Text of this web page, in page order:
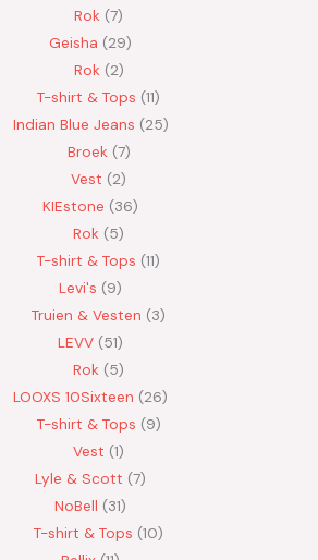
Rok 7
Geisha
29
Rok 2
T-shirt & Tops 11
Indian Blue Jeans 25
Broek 7
Vest
2
KIEstone
36
Rok
5
T-shirt & Tops 11
Levi's
9
Truien & Vesten
3
LEVV 51
Rok
5
LOOXS 10Sixteen
26
T-shirt & Tops 9
Vest 1
Lyle & Scott 7
NoBell
31
T-shirt & Tops 10